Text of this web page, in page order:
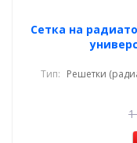
Cетка на
Тип: Решетки
1